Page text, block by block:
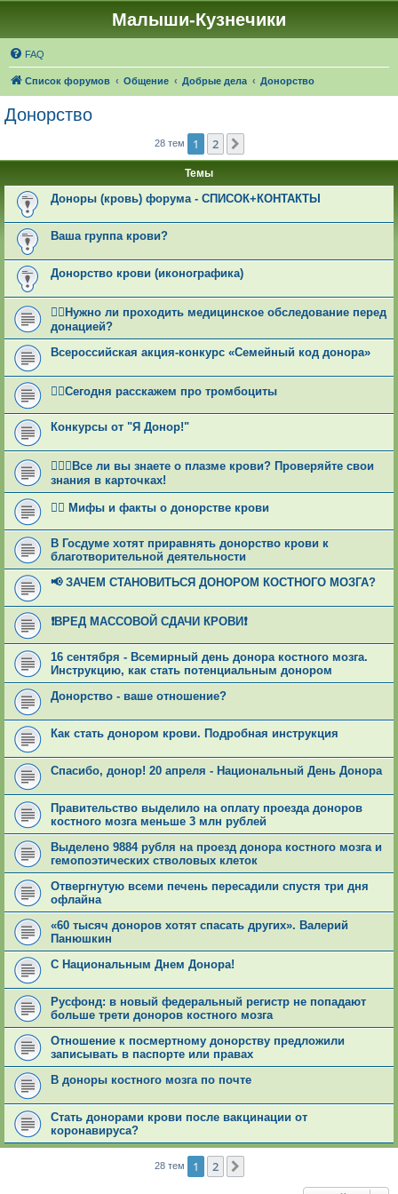
Малыши-Кузнечики
FAQ
Список форумов Общение Добрые дела Донорство
Донорство
28 тем 1 2
Темы
Доноры (кровь) форума - СПИСОК+КОНТАКТЫ
Ваша группа крови?
Донорство крови (иконографика)
👩‍⚕Нужно ли проходить медицинское обследование перед
донацией?
Всероссийская акция-конкурс «Семейный код донора»
👩‍⚕Сегодня расскажем про тромбоциты
Конкурсы от "Я Донор!"
👩🏻‍⚕Все ли вы знаете о плазме крови? Проверяйте свои
знания в карточках!
🕵‍♂ Мифы и факты о донорстве крови
В Госдуме хотят приравнять донорство крови к
благотворительной деятельности
📢 ЗАЧЕМ СТАНОВИТЬСЯ ДОНОРОМ КОСТНОГО МОЗГА?
❗ВРЕД МАССОВОЙ СДАЧИ КРОВИ❗
16 сентября - Всемирный день донора костного мозга.
Инструкцию, как стать потенциальным донором
Донорство - ваше отношение?
Как стать донором крови. Подробная инструкция
Спасибо, донор! 20 апреля - Национальный День Донора
Правительство выделило на оплату проезда доноров
костного мозга меньше 3 млн рублей
Выделено 9884 рубля на проезд донора костного мозга и
гемопоэтических стволовых клеток
Отвергнутую всеми печень пересадили спустя три дня
офлайна
«60 тысяч доноров хотят спасать других». Валерий
Панюшкин
С Национальным Днем Донора!
Русфонд: в новый федеральный регистр не попадают
больше трети доноров костного мозга
Отношение к посмертному донорству предложили
записывать в паспорте или правах
В доноры костного мозга по почте
Стать донорами крови после вакцинации от
коронавируса?
28 тем 1 2